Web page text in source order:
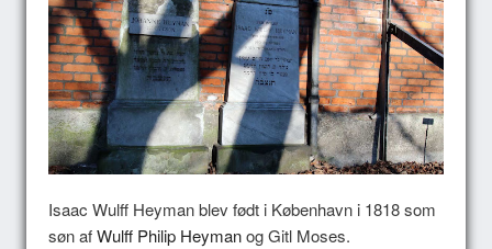
Isaac Wulff Heyman blev født i København i 1818 som
søn afWulff Philip Heymanog Gitl Moses.